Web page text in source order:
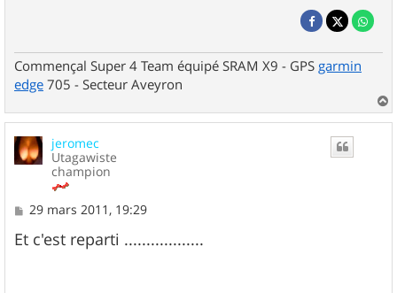
Commençal Super 4 Team équipé SRAM X9 - GPS garmin
edge 705 - Secteur Aveyron
a
u
jeromec
Utagawiste
champion
M
s
s
29 mars 2011, 19:29
Et c'est reparti ..................